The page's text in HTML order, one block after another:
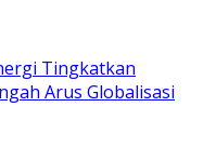
Tingkatkan
Arus Globalisasi